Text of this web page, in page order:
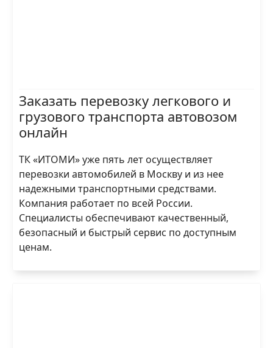
Заказать перевозку легкового и
грузового транспорта автовозом
онлайн
ТК «ИТОМИ» уже пять лет осуществляет
перевозки автомобилей в Москву и из нее
надежными транспортными средствами.
Компания работает по всей России.
Специалисты обеспечивают качественный,
безопасный и быстрый сервис по доступным
ценам.